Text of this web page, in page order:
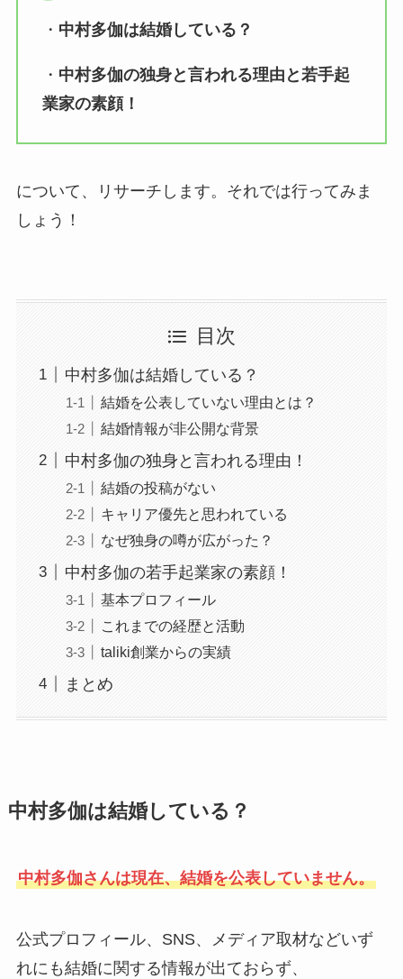
・ 中村多伽は結婚している？
・ 中村多伽の独身と言われる理由と若手起
業家の素顔！
について、リサーチします。それでは行ってみま
しょう！
目次
中村多伽は結婚している？
結婚を公表していない理由とは？
結婚情報が非公開な背景
中村多伽の独身と言われる理由！
結婚の投稿がない
キャリア優先と思われている
なぜ独身の噂が広がった？
中村多伽の若手起業家の素顔！
基本プロフィール
これまでの経歴と活動
taliki創業からの実績
まとめ
中村多伽は結婚している？
中村多伽さんは現在、結婚を公表していません。
公式プロフィール、SNS、メディア取材などいず
れにも結婚に関する情報が出ておらず、